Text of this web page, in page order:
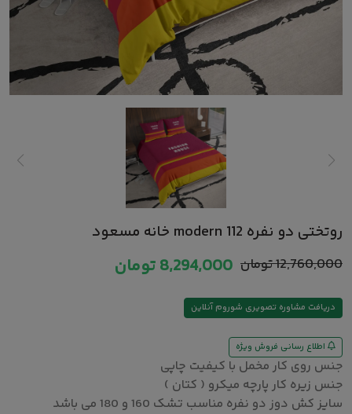
روتختی دو نفره modern 112 خانه مسعود
12,760,000تومان 8,294,000تومان
دریافت مشاوره تصویری شوروم آنلاین
اطلاع رسانی فروش ویژه
جنس روی کار مخمل با کیفیت چاپی
جنس زیره کار پارچه میکرو ( کتان )
سایز کش دوز دو نفره مناسب تشک 160 و 180 می باشد